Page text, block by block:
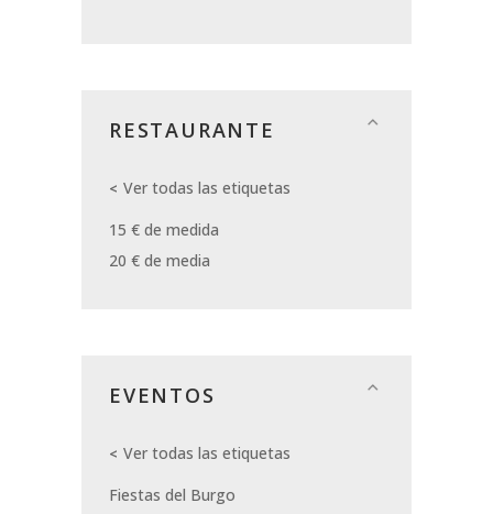
RESTAURANTE
Ver todas las etiquetas
15 € de medida
20 € de media
EVENTOS
Ver todas las etiquetas
Fiestas del Burgo